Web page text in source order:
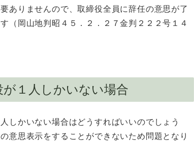
ありませんので、取締役全員に辞任の意思が了
（岡山地判昭４５．２．２７金判２２２号１４
１人しかいない場合
しかいない場合はどうすればいいのでしょう
意思表示をすることができないため問題となり